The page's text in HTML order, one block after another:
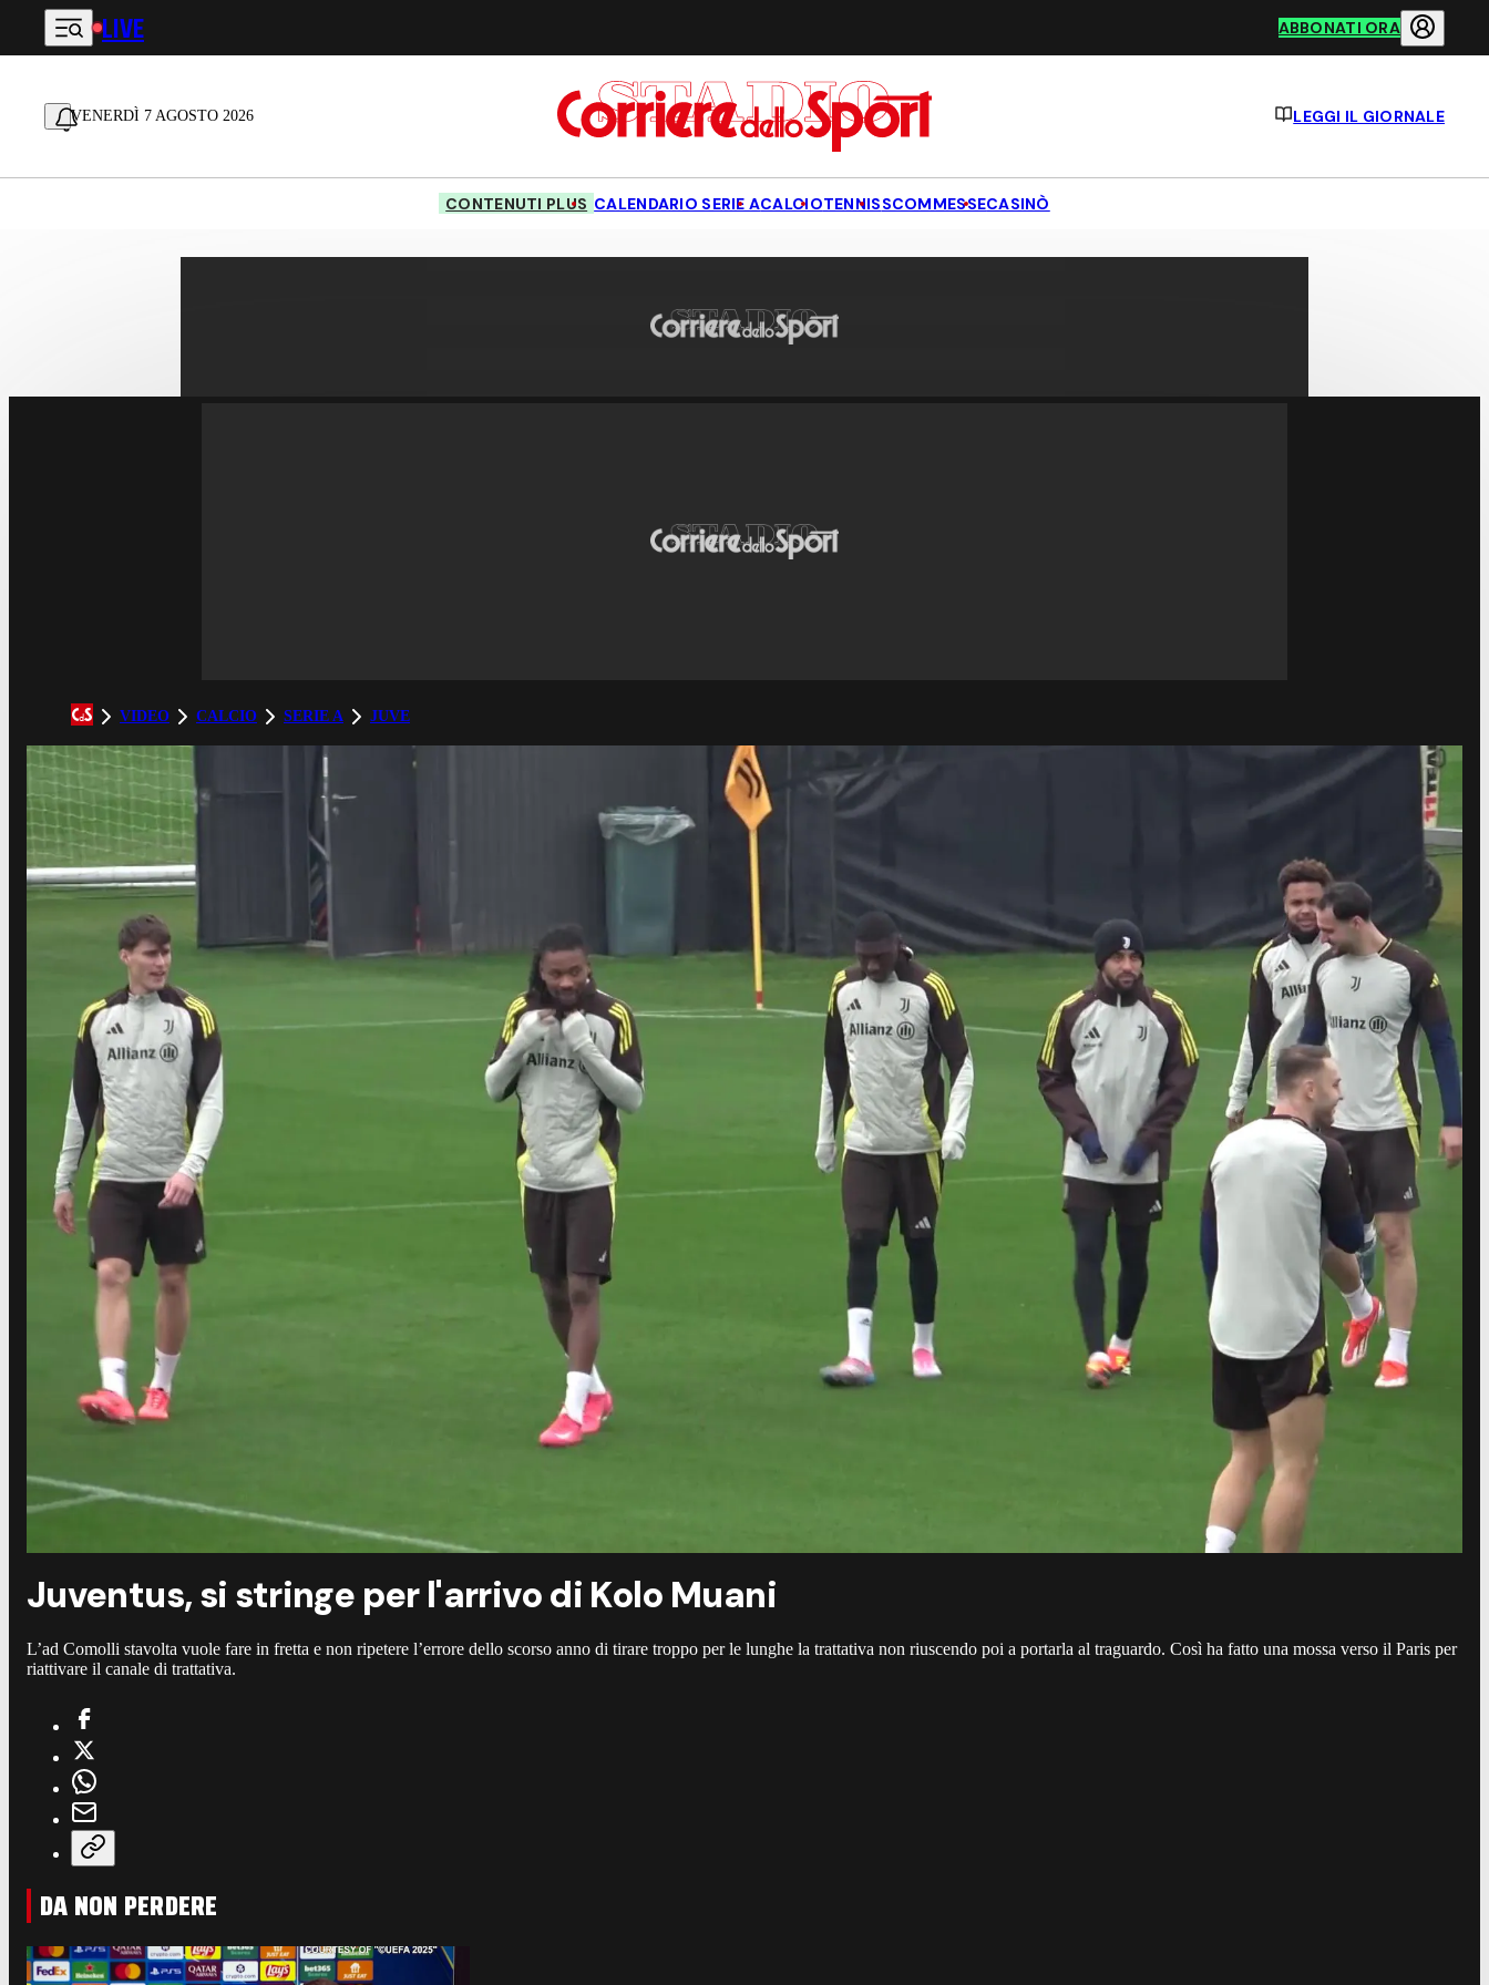
Vai al contenuto principale
LIVE ABBONATI ORA
VENERDÌ 7 AGOSTO 2026 LEGGI IL GIORNALE
CONTENUTI PLUS CALENDARIO SERIE ACALCIOTENNISSCOMMESSECASINÒ
VIDEO CALCIO SERIE A JUVE
Juventus, si stringe per l'arrivo di Kolo Muani
L’ad Comolli stavolta vuole fare in fretta e non ripetere l’errore dello scorso anno di tirare troppo per le lunghe la trattativa non riuscendo poi a portarla al traguardo. Così ha fatto una mossa verso il Paris per
riattivare il canale di trattativa.
DA NON PERDERE